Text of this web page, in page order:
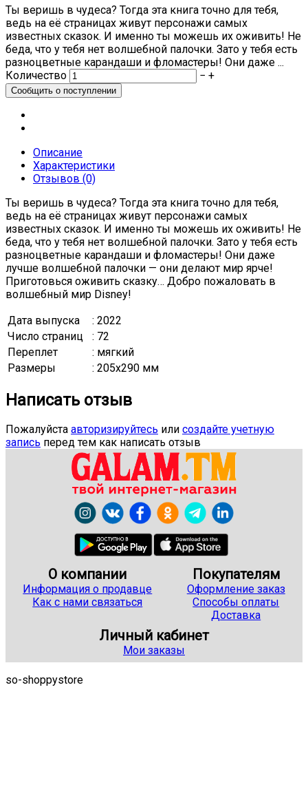
Ты веришь в чудеса? Тогда эта книга точно для тебя,
ведь на её страницах живут персонажи самых
известных сказок. И именно ты можешь их оживить! Не
беда, что у тебя нет волшебной палочки. Зато у тебя есть
разноцветные карандаши и фломастеры! Они даже ...
Количество
− +
Описание
Характеристики
Отзывов (0)
Ты веришь в чудеса? Тогда эта книга точно для тебя,
ведь на её страницах живут персонажи самых
известных сказок. И именно ты можешь их оживить! Не
беда, что у тебя нет волшебной палочки. Зато у тебя есть
разноцветные карандаши и фломастеры! Они даже
лучше волшебной палочки — они делают мир ярче!
Приготовься оживить сказку… Добро пожаловать в
волшебный мир Disney!
Дата выпуска
: 2022
Число страниц
: 72
Переплет
: мягкий
Размеры
: 205x290 мм
Написать отзыв
Пожалуйста авторизируйтесь или создайте учетную
запись перед тем как написать отзыв
О компании
Информация о продавце
Как с нами связаться
Покупателям
Оформление заказ
Способы оплаты
Доставка
Личный кабинет
Мои заказы
so-shoppystore